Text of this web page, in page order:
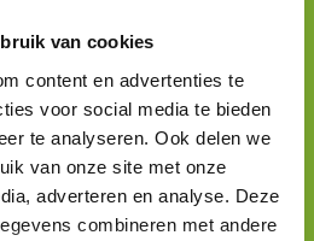
van cookies
content en advertenties te
voor social media te bieden
te analyseren. Ook delen we
van onze site met onze
adverteren en analyse. Deze
combineren met andere
helpt je graag
help je jouw product uit te zoeken
weten.